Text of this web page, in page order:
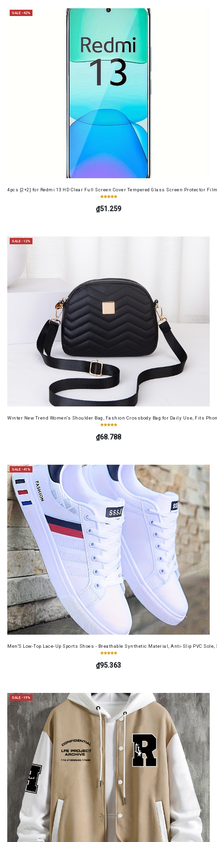
SALE -42%
4pcs [2+2] for Redmi 13 HD Clear Full Screen Cover Tempered Glass Screen Protector
₫51.259
SALE -12%
Winter New Trend Women's Shoulder Bag, Fashion Crossbody Bag for Daily Use, Fits
₫68.788
SALE -41%
Men'S Low-Top Lace-Up Sports Shoes - Breathable Synthetic Material, Anti-Slip PVC
₫95.363
SALE -19%